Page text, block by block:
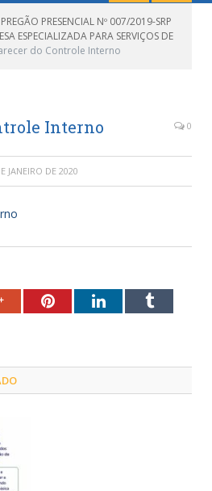
PREGÃO PRESENCIAL Nº 007/2019-SRP
ESPECIALIZADA PARA SERVIÇOS DE
do Controle Interno
Interno 0
JANEIRO DE 2020
Google+PinterestLinkedInTumblr